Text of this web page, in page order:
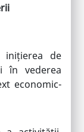
inițierea de
în vederea
economic-